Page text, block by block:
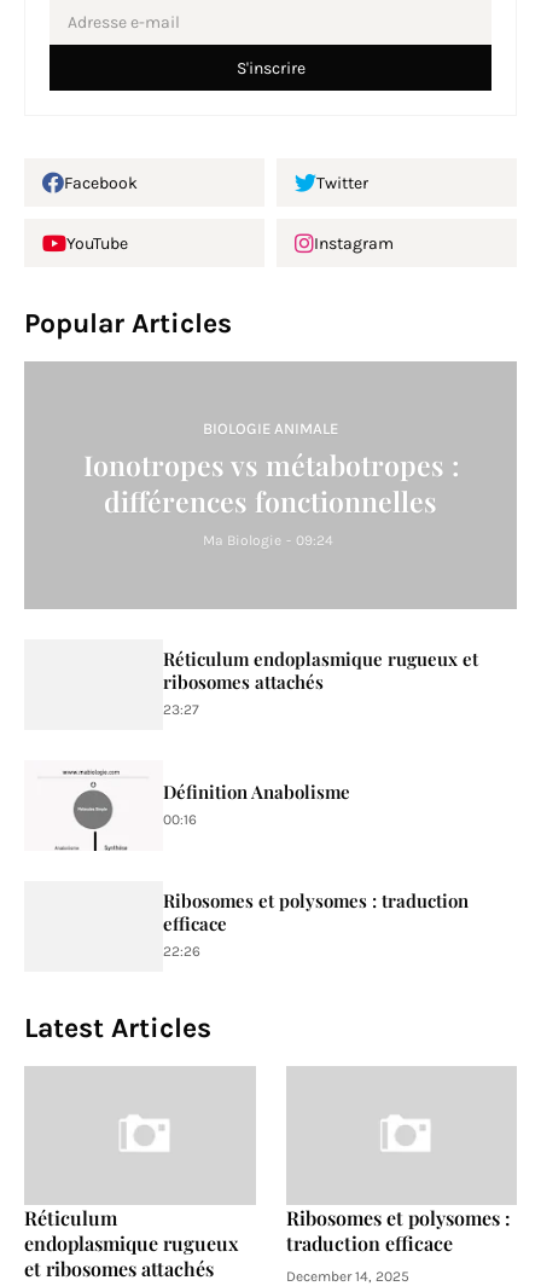
Facebook Twitter
YouTube Instagram
Popular Articles
BIOLOGIE ANIMALE
Ionotropes vs métabotropes :
différences fonctionnelles
Ma Biologie - 09:24
Réticulum endoplasmique rugueux et
ribosomes attachés
23:27
Définition Anabolisme
00:16
Ribosomes et polysomes : traduction
efficace
22:26
Latest Articles
Réticulum
endoplasmique rugueux
et ribosomes attachés
Ribosomes et polysomes :
traduction efficace
December 14, 2025